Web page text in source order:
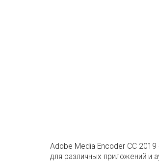
Adobe Media Encoder CC
для различных приложений и